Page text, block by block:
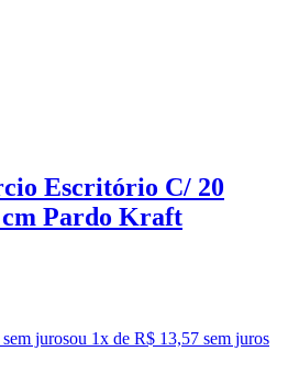
Escritório C/ 20
cm Pardo Kraft
jurosou 1x de R$ 13,57 sem juros